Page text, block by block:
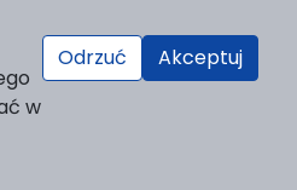
PKP
w
Odrzuć Akceptuj